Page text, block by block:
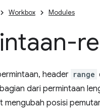
Workbox Modules
header range
dari permintaan
mengubah posisi